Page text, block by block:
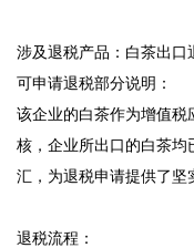
涉及退税产品：白茶出口
可申请退税部分说明：
该企业的白茶作为增值
核，企业所出口的白茶
汇，为退税申请提供了坚
退税流程：